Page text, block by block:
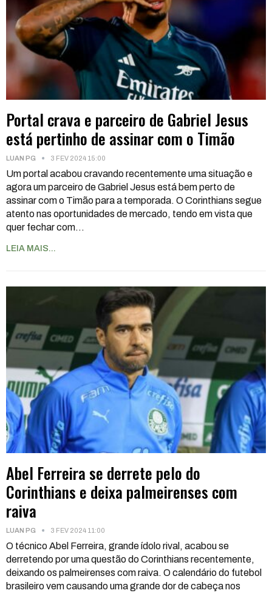
Portal crava e parceiro de Gabriel Jesus
está pertinho de assinar com o Timão
LUAN PG 3 FEV 2024 15:00
Um portal acabou cravando recentemente uma situação e
agora um parceiro de Gabriel Jesus está bem perto de
assinar com o Timão para a temporada. O Corinthians segue
atento nas oportunidades de mercado, tendo em vista que
quer fechar com…
LEIA MAIS...
Abel Ferreira se derrete pelo do
Corinthians e deixa palmeirenses com
raiva
LUAN PG 3 FEV 2024 11:00
O técnico Abel Ferreira, grande ídolo rival, acabou se
derretendo por uma questão do Corinthians recentemente,
deixando os palmeirenses com raiva. O calendário do futebol
brasileiro vem causando uma grande dor de cabeça nos